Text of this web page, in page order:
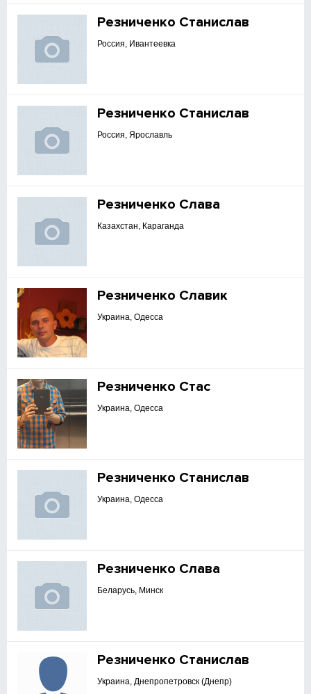
Резниченко Станислав
Россия, Ивантеевка
Резниченко Станислав
Россия, Ярославль
Резниченко Слава
Казахстан, Караганда
Резниченко Славик
Украина, Одесса
Резниченко Стас
Украина, Одесса
Резниченко Станислав
Украина, Одесса
Резниченко Слава
Беларусь, Минск
Резниченко Станислав
Украина, Днепропетровск (Днепр)